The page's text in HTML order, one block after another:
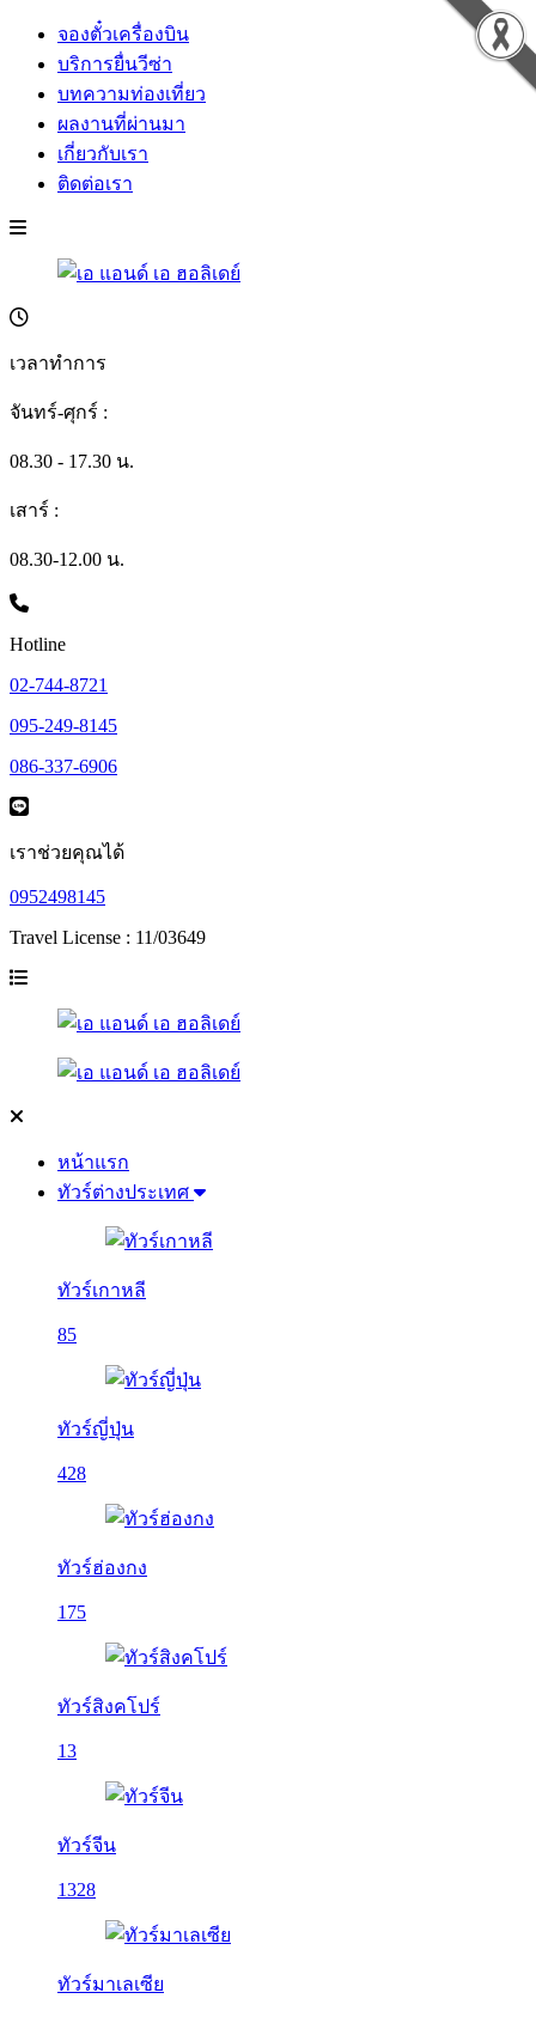
จองตั๋วเครื่องบิน
บริการยื่นวีซ่า
บทความท่องเที่ยว
ผลงานที่ผ่านมา
เกี่ยวกับเรา
ติดต่อเรา
เวลาทำการ
จันทร์-ศุกร์ :
08.30 - 17.30 น.
เสาร์ :
08.30-12.00 น.
Hotline
02-744-8721
095-249-8145
086-337-6906
เราช่วยคุณได้
0952498145
Travel License : 11/03649
หน้าแรก
ทัวร์ต่างประเทศ
ทัวร์เกาหลี
85
ทัวร์ญี่ปุ่น
428
ทัวร์ฮ่องกง
175
ทัวร์สิงคโปร์
13
ทัวร์จีน
1328
ทัวร์มาเลเซีย